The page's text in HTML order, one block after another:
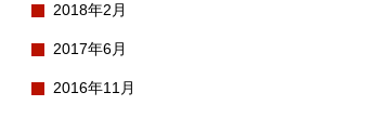
2018年2月
2017年6月
2016年11月